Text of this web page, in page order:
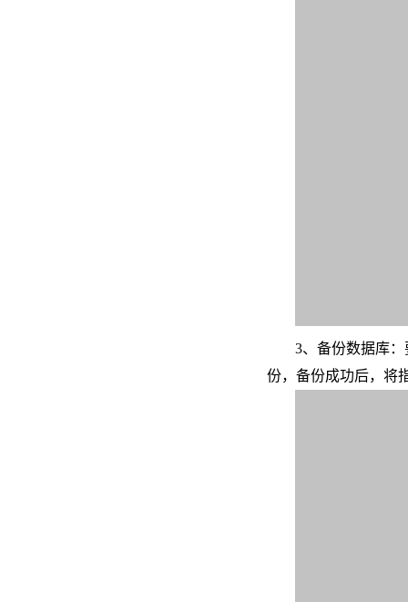
3、备份数据库
份，备份成功后，将